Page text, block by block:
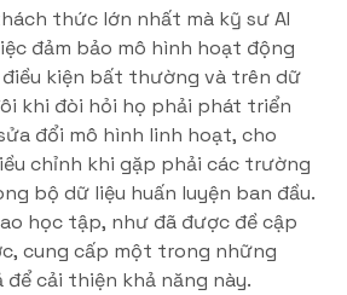
thức lớn nhất mà kỹ sư AI
đảm bảo mô hình hoạt động
kiện bất thường và trên dữ
khi đòi hỏi họ phải phát triển
đổi mô hình linh hoạt, cho
chỉnh khi gặp phải các trường
bộ dữ liệu huấn luyện ban đầu.
học tập, như đã được đề cập
cung cấp một trong những
để cải thiện khả năng này.